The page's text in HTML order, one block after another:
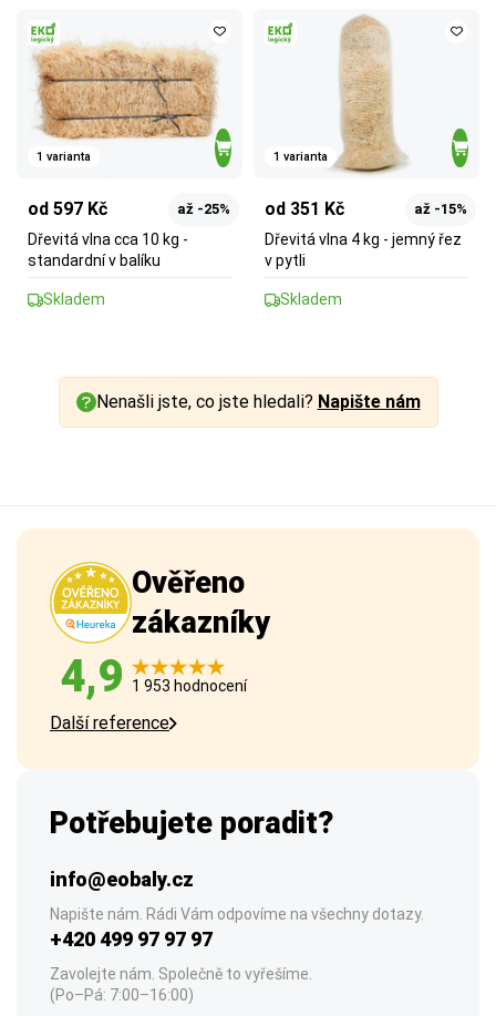
1 varianta
od 597 Kč až -25%
Dřevitá vlna cca 10 kg -
standardní v balíku
Skladem
1 varianta
od 351 Kč až -15%
Dřevitá vlna 4 kg - jemný řez
v pytli
Skladem
Nenašli jste, co jste hledali? Napište nám
Ověřeno
zákazníky
4,9 1 953 hodnocení
Další reference
Potřebujete poradit?
info@eobaly.cz
Napište nám. Rádi Vám odpovíme na všechny dotazy.
+420 499 97 97 97
Zavolejte nám. Společně to vyřešíme.
(Po–Pá: 7:00–16:00)